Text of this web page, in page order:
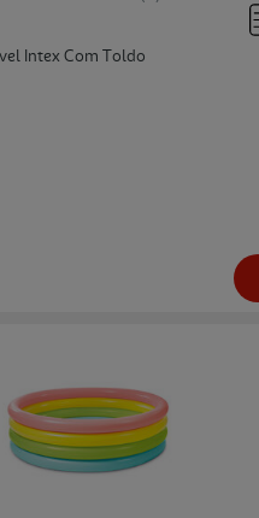
Intex Com Toldo